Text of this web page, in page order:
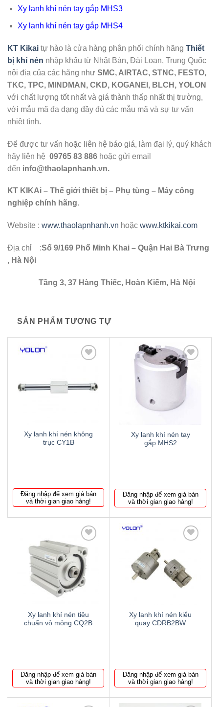
Xy lanh khí nén tay gắp MHS3
Xy lanh khí nén tay gắp MHS4
KT Kikai tự hào là cửa hàng phân phối chính hãng Thiết
bị khí nén nhập khẩu từ Nhật Bản, Đài Loan, Trung Quốc
nội địa của các hãng như SMC, AIRTAC, STNC, FESTO,
TKC, TPC, MINDMAN, CKD, KOGANEI, BLCH, YOLON
với chất lượng tốt nhất và giá thành thấp nhất thị trường,
với mẫu mã đa dạng đầy đủ các mẫu mã và sự tư vấn
nhiệt tình.
Để được tư vấn hoặc liên hệ báo giá, làm đại lý, quý khách
hãy liên hệ 09765 83 886 hoặc gửi email
đến info@thaolapnhanh.vn.
KT KIKAi – Thế giới thiết bị – Phụ tùng – Máy công
nghiệp chính hãng.
Website : www.thaolapnhanh.vn hoặc www.ktkikai.com
Địa chỉ :Số 9/169 Phố Minh Khai – Quận Hai Bà Trưng
, Hà Nội
Tầng 3, 37 Hàng Thiếc, Hoàn Kiếm, Hà Nội
SẢN PHẨM TƯƠNG TỰ
wishlist
Xy lanh khí nén không
trục CY1B
Đăng nhập để xem giá bán
và thời gian giao hàng!
Thêm
Xy lanh khí nén tay
gắp MHS2
Đăng nhập để xem giá bán
và thời gian giao hàng!
Thêm
to
wishlist
Xy lanh khí nén tiêu
chuẩn vỏ mỏng CQ2B
Đăng nhập để xem giá bán
và thời gian giao hàng!
wishlist
Xy lanh khí nén kiểu
quay CDRB2BW
Đăng nhập để xem giá bán
và thời gian giao hàng!